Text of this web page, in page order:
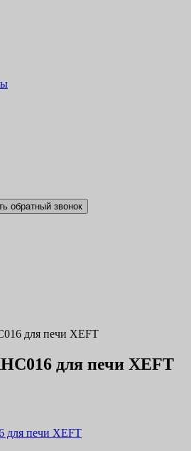
обратный звонок
для печи XEFT
для печи XEFT